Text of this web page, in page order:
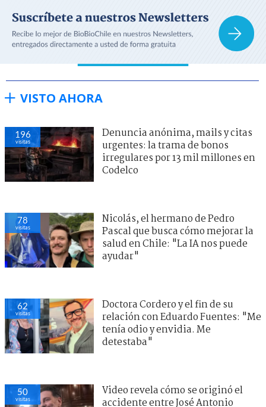
VISTO AHORA
196
visitas
Denuncia anónima, mails y citas
urgentes: la trama de bonos
irregulares por 13 mil millones en
Codelco
78
visitas
Nicolás, el hermano de Pedro
Pascal que busca cómo mejorar la
salud en Chile: "La IA nos puede
ayudar"
62
visitas
Doctora Cordero y el fin de su
relación con Eduardo Fuentes: "Me
tenía odio y envidia. Me
detestaba"
50
visitas
Video revela cómo se originó el
accidente entre José Antonio